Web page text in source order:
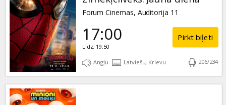
Forum Cinemas, Auditorija 11
17:00
Līdz: 19:50
Pirkt biļeti
Angļu Latviešu, Krievu 206/234